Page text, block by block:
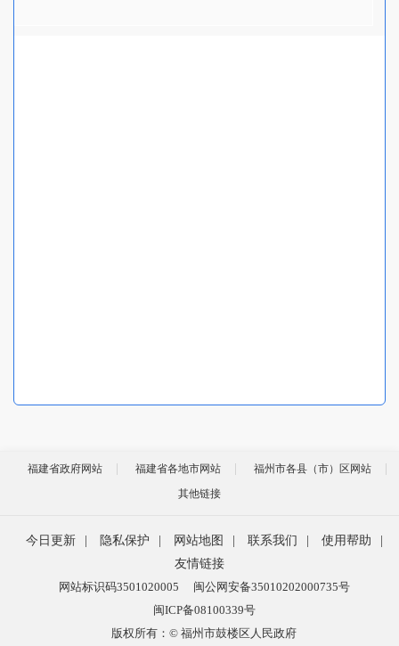
福建省政府网站 福建省各地市网站
福州市各县（市）区网站
其他链接
今日更新 | 隐私保护 | 网站地图 | 联系我们 | 使用帮助
|
友情链接
网站标识码3501020005
闽公网安备35010202000735号
闽ICP备08100339号
版权所有：© 福州市鼓楼区人民政府